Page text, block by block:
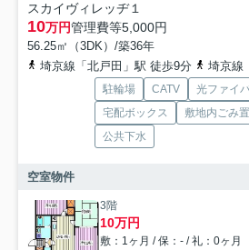
スカイヴィレッヂ１
10万円管理費等5,000円
56.25㎡（3DK）/築36年
埼京線「北戸田」駅 徒歩9分
埼京線
駐輪場 CATV
光ファイ
宅配ボックス
敷地内ごみ
公共下水
空室物件
3階
10万円
敷：1ヶ月 / 保：- / 礼：0ヶ月